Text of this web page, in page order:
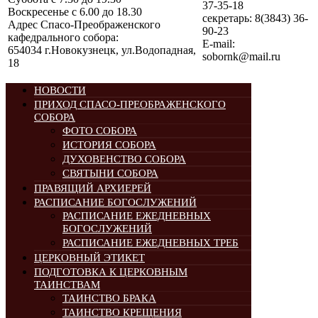
Воскресенье с 6.00 до 18.30
Адрес Спасо-Преображенского
кафедрального собора:
654034 г.Новокузнецк, ул.Водопадная,
18
37-35-18
секретарь: 8(3843) 36-
90-23
E-mail:
sobornk@mail.ru
НОВОСТИ
ПРИХОД СПАСО-ПРЕОБРАЖЕНСКОГО
СОБОРА
ФОТО СОБОРА
ИСТОРИЯ СОБОРА
ДУХОВЕНСТВО СОБОРА
СВЯТЫНИ СОБОРА
ПРАВЯЩИЙ АРХИЕРЕЙ
РАСПИСАНИЕ БОГОСЛУЖЕНИЙ
РАСПИСАНИЕ ЕЖЕДНЕВНЫХ
БОГОСЛУЖЕНИЙ
РАСПИСАНИЕ ЕЖЕДНЕВНЫХ ТРЕБ
ЦЕРКОВНЫЙ ЭТИКЕТ
ПОДГОТОВКА К ЦЕРКОВНЫМ
ТАИНСТВАМ
ТАИНСТВО БРАКА
ТАИНСТВО КРЕЩЕНИЯ